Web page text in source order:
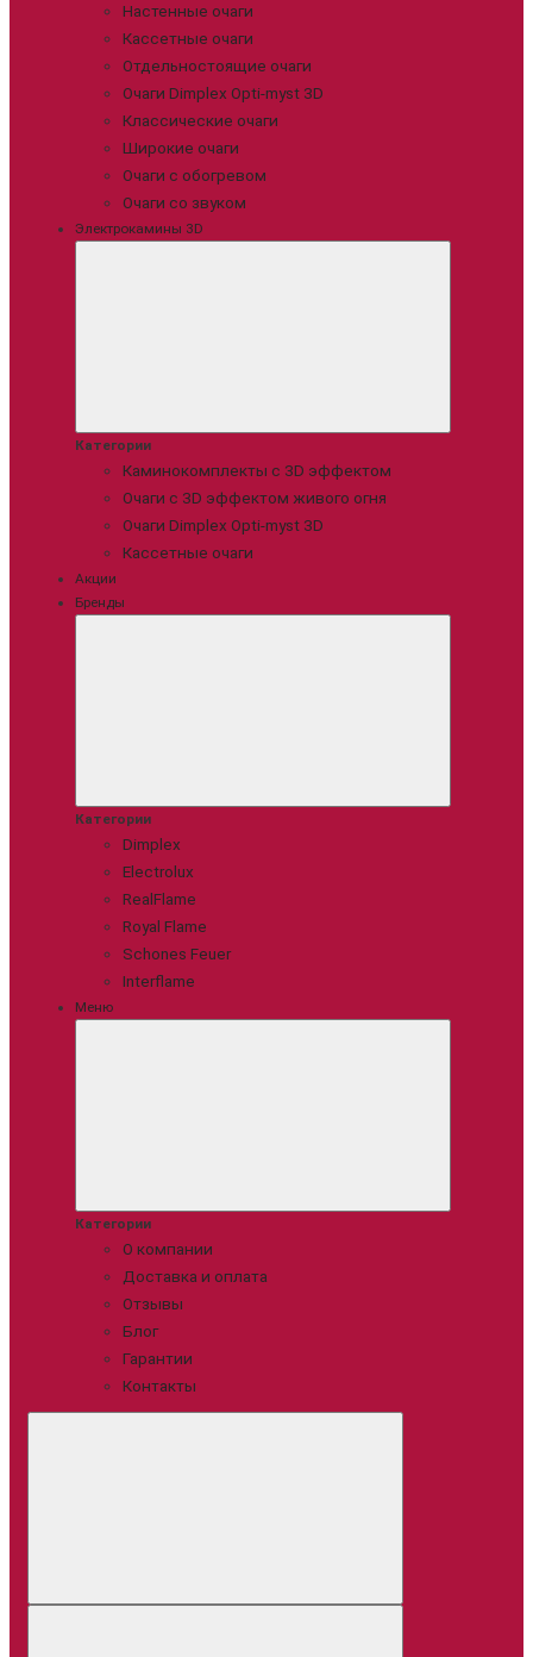
Настенные очаги
Кассетные очаги
Отдельностоящие очаги
Очаги Dimplex Opti-myst 3D
Классические очаги
Широкие очаги
Очаги с обогревом
Очаги со звуком
Электрокамины 3D
Категории
Каминокомплекты с 3D эффектом
Очаги с 3D эффектом живого огня
Очаги Dimplex Opti-myst 3D
Кассетные очаги
Акции
Бренды
Категории
Dimplex
Electrolux
RealFlame
Royal Flame
Schones Feuer
Interflame
Меню
Категории
О компании
Доставка и оплата
Отзывы
Блог
Гарантии
Контакты